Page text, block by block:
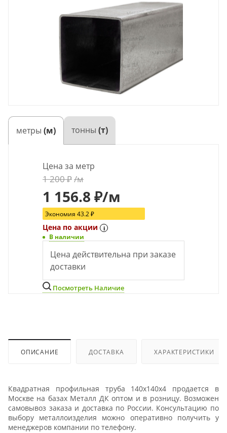
метры (м) тонны (т)
Цена за метр
1 200₽/м
1 156.8 ₽/м
Экономия 43.2 ₽
Цена по акции i
В наличии
Цена действительна при заказе
доставки
Посмотреть Наличие
ОПИСАНИЕ ДОСТАВКА ХАРАКТЕРИСТИКИ
Квадратная профильная труба 140х140х4 продается в
Москве на базах Металл ДК оптом и в розницу. Возможен
самовывоз заказа и доставка по России. Консультацию по
выбору металлоизделия можно оперативно получить у
менеджеров компании по телефону.